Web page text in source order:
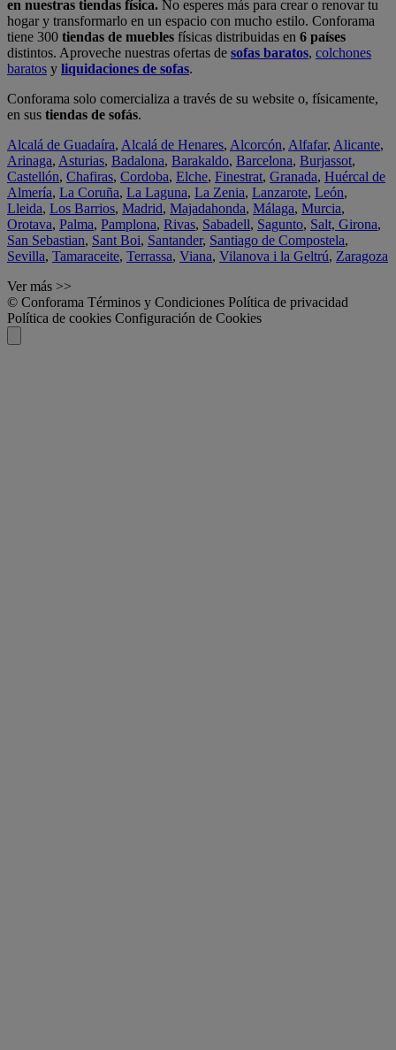
en nuestras tiendas física. No esperes más para crear o renovar tu
hogar y transformarlo en un espacio con mucho estilo. Conforama
tiene 300 tiendas de muebles físicas distribuidas en 6 países
distintos. Aproveche nuestras ofertas de sofas baratos, colchones
baratos y liquidaciones de sofas.
Conforama solo comercializa a través de su website o, físicamente,
en sus tiendas de sofás.
Alcalá de Guadaíra, Alcalá de Henares, Alcorcón, Alfafar, Alicante,
Arinaga, Asturias, Badalona, Barakaldo, Barcelona, Burjassot,
Castellón, Chafiras, Cordoba, Elche, Finestrat, Granada, Huércal de
Almería, La Coruña, La Laguna, La Zenia, Lanzarote, León,
Lleida, Los Barrios, Madrid, Majadahonda, Málaga, Murcia,
Orotava, Palma, Pamplona, Rivas, Sabadell, Sagunto, Salt, Girona,
San Sebastian, Sant Boi, Santander, Santiago de Compostela,
Sevilla, Tamaraceite, Terrassa, Viana, Vilanova i la Geltrú, Zaragoza
Ver más >>
© Conforama Términos y Condiciones Política de privacidad
Política de cookies Configuración de Cookies